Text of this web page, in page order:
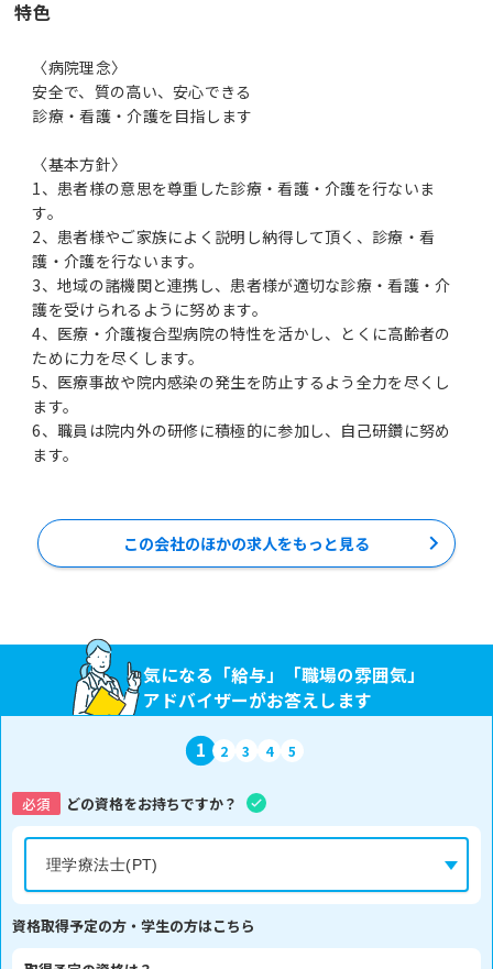
特色
〈病院理念〉
安全で、質の高い、安心できる
診療・看護・介護を目指します
〈基本方針〉
1、患者様の意思を尊重した診療・看護・介護を行ないま
す。
2、患者様やご家族によく説明し納得して頂く、診療・看
護・介護を行ないます。
3、地域の諸機関と連携し、患者様が適切な診療・看護・介
護を受けられるように努めます。
4、医療・介護複合型病院の特性を活かし、とくに高齢者の
ために力を尽くします。
5、医療事故や院内感染の発生を防止するよう全力を尽くし
ます。
6、職員は院内外の研修に積極的に参加し、自己研鑽に努め
ます。
この会社のほかの求人をもっと見る
気になる「給与」「職場の雰囲気」
アドバイザーがお答えします
1 2 3 4 5
必須 どの資格をお持ちですか？
資格取得予定の方・学生の方はこちら